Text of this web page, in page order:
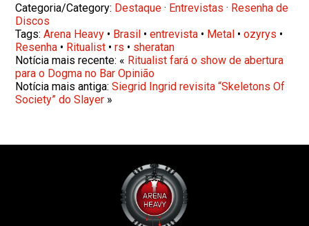
Categoria/Category: Destaque · Entrevistas · Resenha de
Discos
Tags:Arena Heavy • Brasil •entrevista • Metal •ozyrys •
Resenha • Ritualist •rs • sheratan
Notícia mais recente: « Ritualist fará o show de abertura
para o Dogma no Bar Opinião
Notícia mais antiga:Siegrid Ingrid revisita “Skeletons Of
Society” do Slayer »